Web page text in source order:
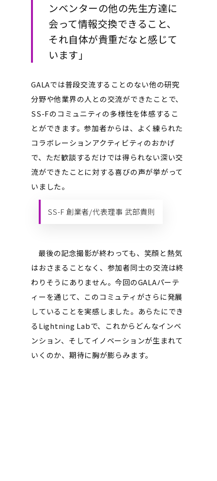
ンベンターの他の先生方達に
会って情報交換できること、
それ自体が貴重だなと感じて
います」
GALAでは普段交流することのない他の研究
分野や他業界の人との交流ができたことで、
SS-Fのコミュニティの多様性を体感するこ
とができます。参加者からは、よく練られた
コラボレーションアクティビティのおかげ
で、ただ歓談するだけでは得られない深い交
流ができたことに対する喜びの声が挙がって
いました。
SS-F 創業者/代表理事 武部貴則
最後の記念撮影が終わっても、笑顔と熱気
はおさまることなく、参加者同士の交流は終
わりそうにありません。今回のGALAパーテ
ィーを通じて、このコミュティがさらに発展
していることを実感しました。あらたにでき
るLightning Labで、これからどんなインベ
ンション、そしてイノベーションが生まれて
いくのか、期待に胸が膨らみます。